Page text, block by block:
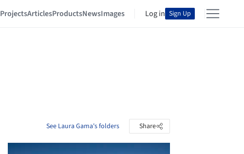
ProjectsArticlesProductsNewsImages Log in Sign Up
See Laura Gama's folders Share